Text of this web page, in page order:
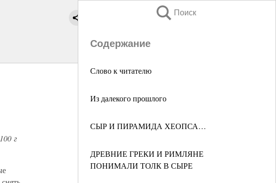
Поиск
Содержание
Слово к читателю
Из далекого прошлого
СЫР И ПИРАМИДА ХЕОПСА…
ДРЕВНИЕ ГРЕКИ И РИМЛЯНЕ
ПОНИМАЛИ ТОЛК В СЫРЕ
г